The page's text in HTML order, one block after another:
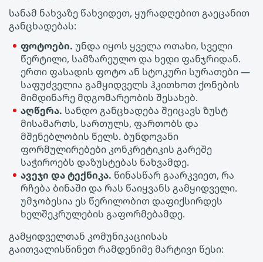
სანამ ნახვაზე წახვიდეთ, ყურადღებით გაეცანით
განცხადებას:
ფოტოები. უნდა იყოს ყველა ოთახი, სველი
წერტილი, სამზარეულო და ხედი ფანჯრიდან.
ერთი ფასადის ფოტო ან სტოკური სურათები —
საფუძველია გამყიდველს ჰკითხოთ ქონების
მიმდინარე მდგომარეობის შესახებ.
აღწერა. სანდო განცხადება შეიცავს ზუსტ
მისამართს, სართულს, ფართობს და
მშენებლობის წელს. ბუნდოვანი
ფორმულირებები კონკრეტიკის გარეშე
საჭიროებს დაზუსტებას ნახვამდე.
ავეჯი და ტექნიკა. წინასწარ გაარკვიეთ, რა
რჩება ბინაში და რას წაიყვანს გამყიდველი.
უმჯობესია ეს წერილობით დაფიქსირდეს
ხელშეკრულების გაფორმებამდე.
გამყიდველთან კომუნიკაციისას
გაითვალისწინეთ რამდენიმე მარტივი წესი: